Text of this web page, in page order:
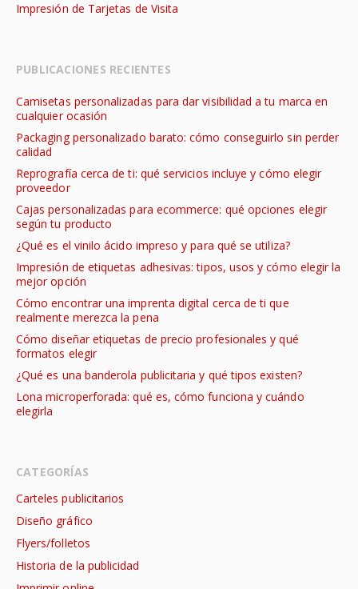
Impresión de Tarjetas de Visita
PUBLICACIONES RECIENTES
Camisetas personalizadas para dar visibilidad a tu marca en
cualquier ocasión
Packaging personalizado barato: cómo conseguirlo sin perder
calidad
Reprografía cerca de ti: qué servicios incluye y cómo elegir
proveedor
Cajas personalizadas para ecommerce: qué opciones elegir
según tu producto
¿Qué es el vinilo ácido impreso y para qué se utiliza?
Impresión de etiquetas adhesivas: tipos, usos y cómo elegir la
mejor opción
Cómo encontrar una imprenta digital cerca de ti que
realmente merezca la pena
Cómo diseñar etiquetas de precio profesionales y qué
formatos elegir
¿Qué es una banderola publicitaria y qué tipos existen?
Lona microperforada: qué es, cómo funciona y cuándo
elegirla
CATEGORÍAS
Carteles publicitarios
Diseño gráfico
Flyers/folletos
Historia de la publicidad